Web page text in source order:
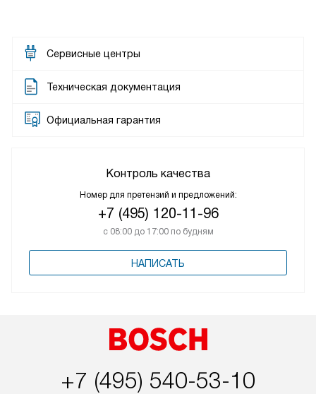
Сервисные центры
Техническая документация
Официальная гарантия
Контроль качества
Номер для претензий и предложений:
+7 (495) 120-11-96
с 08:00 до 17:00 по будням
НАПИСАТЬ
+7 (495) 540-53-10